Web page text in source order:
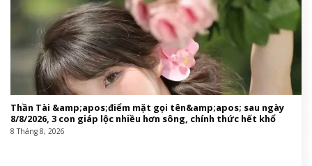
Thần Tài &amp;apos;điểm mặt gọi tên&amp;apos; sau ngày
8/8/2026, 3 con giáp lộc nhiều hơn sông, chính thức hết khổ
8 Tháng 8, 2026